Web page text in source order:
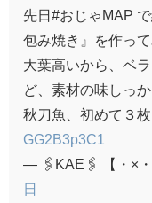
先日#おじゃMAP
包み焼き』を作って
大葉高いから、ベ
ど、素材の味しっ
秋刀魚、初めて３
GG2B3p3C1
— 🖇KAE🖇 【・×・
日